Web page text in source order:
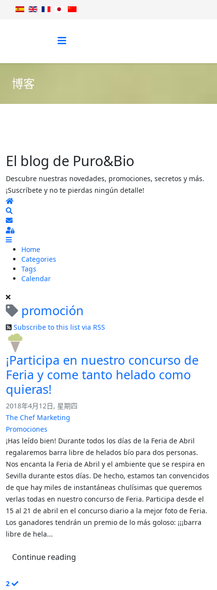
博客
El blog de Puro&Bio
Descubre nuestras novedades, promociones, secretos y más.
¡Suscríbete y no te pierdas ningún detalle!
Home
Subscribe to blog
Sign In
Home
Categories
Tags
Calendar
promoción
Subscribe to this list via RSS
¡Participa en nuestro concurso de
Feria y come tanto helado como
quieras!
2018年4月12日, 星期四
The Chef Marketing
Promociones
¡Has leído bien! Durante todos los días de la Feria de Abril
regalaremos barra libre de helados bío para dos personas.
Nos encanta la Feria de Abril y el ambiente que se respira en
Sevilla durante estos días. De hecho, estamos tan convencidos
de que hay miles de instantáneas chulísimas que queremos
verlas todas en nuestro concurso de Feria. Participa desde el
15 al 21 de abril en el concurso diario a la mejor foto de Feria.
Los ganadores tendrán un premio de lo más goloso: ¡¡¡barra
libre de hela...
Continue reading
2